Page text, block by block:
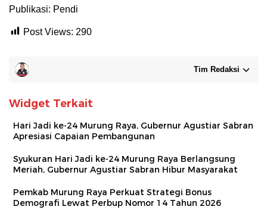
Publikasi: Pendi
Post Views: 290
Tim Redaksi
Widget Terkait
Hari Jadi ke-24 Murung Raya, Gubernur Agustiar Sabran
Apresiasi Capaian Pembangunan
Syukuran Hari Jadi ke-24 Murung Raya Berlangsung
Meriah, Gubernur Agustiar Sabran Hibur Masyarakat
Pemkab Murung Raya Perkuat Strategi Bonus
Demografi Lewat Perbup Nomor 14 Tahun 2026